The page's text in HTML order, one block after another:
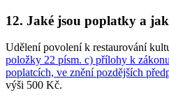
12. Jaké jsou poplatky a
Udělení povolení k restaurování
položky 22 písm. c) přílohy k
poplatcích, ve znění pozdějších
výši 500 Kč.